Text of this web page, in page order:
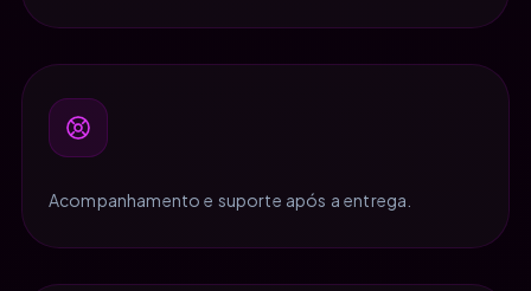
Acompanhamento e suporte após a entrega.